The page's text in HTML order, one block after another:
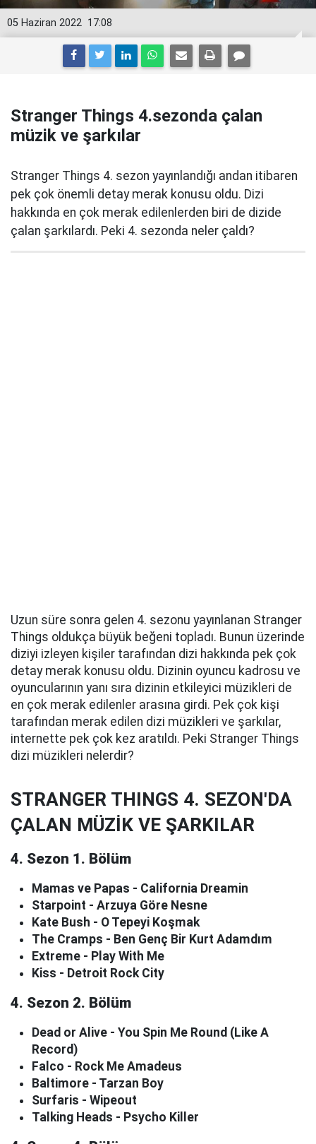
17:08
05 Haziran 2022
Stranger Things 4.sezonda çalan
müzik ve şarkılar
Stranger Things 4. sezon yayınlandığı andan itibaren
pek çok önemli detay merak konusu oldu. Dizi
hakkında en çok merak edilenlerden biri de dizide
çalan şarkılardı. Peki 4. sezonda neler çaldı?
Uzun süre sonra gelen 4. sezonu yayınlanan Stranger
Things oldukça büyük beğeni topladı. Bunun üzerinde
diziyi izleyen kişiler tarafından dizi hakkında pek çok
detay merak konusu oldu. Dizinin oyuncu kadrosu ve
oyuncularının yanı sıra dizinin etkileyici müzikleri de
en çok merak edilenler arasına girdi. Pek çok kişi
tarafından merak edilen dizi müzikleri ve şarkılar,
internette pek çok kez aratıldı. Peki Stranger Things
dizi müzikleri nelerdir?
STRANGER THINGS 4. SEZON'DA
ÇALAN MÜZİK VE ŞARKILAR
4. Sezon 1. Bölüm
Mamas ve Papas - California Dreamin
Starpoint - Arzuya Göre Nesne
Kate Bush - O Tepeyi Koşmak
The Cramps - Ben Genç Bir Kurt Adamdım
Extreme - Play With Me
Kiss - Detroit Rock City
4. Sezon 2. Bölüm
Dead or Alive - You Spin Me Round (Like A
Record)
Falco - Rock Me Amadeus
Baltimore - Tarzan Boy
Surfaris - Wipeout
Talking Heads - Psycho Killer